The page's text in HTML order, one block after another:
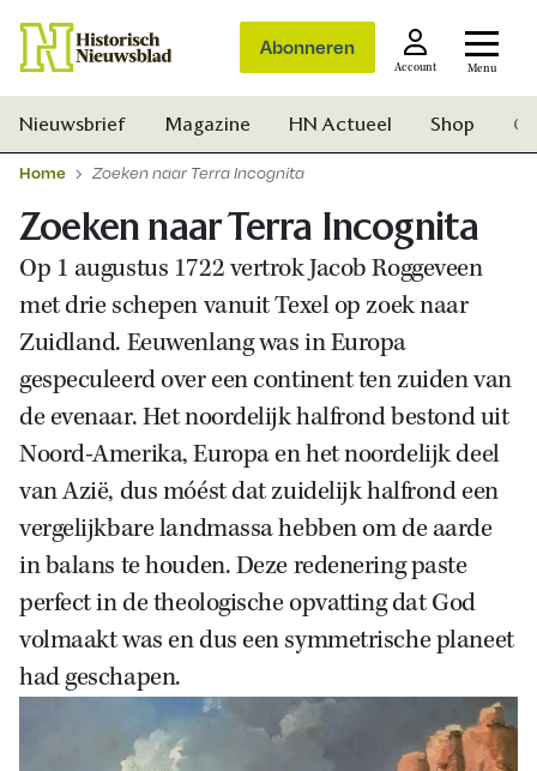
Abonneren
Account Menu
Zoek
Nieuwsbrief Magazine HN Actueel Shop
Home Zoeken naar Terra Incognita
Zoeken naar Terra Incognita
Op 1 augustus 1722 vertrok Jacob Roggeveen
met drie schepen vanuit Texel op zoek naar
Zuidland. Eeuwenlang was in Europa
gespeculeerd over een continent ten zuiden van
de evenaar. Het noordelijk halfrond bestond uit
Noord-Amerika, Europa en het noordelijk deel
van Azië, dus móést dat zuidelijk halfrond een
vergelijkbare landmassa hebben om de aarde
in balans te houden. Deze redenering paste
perfect in de theologische opvatting dat God
volmaakt was en dus een symmetrische planeet
had geschapen.